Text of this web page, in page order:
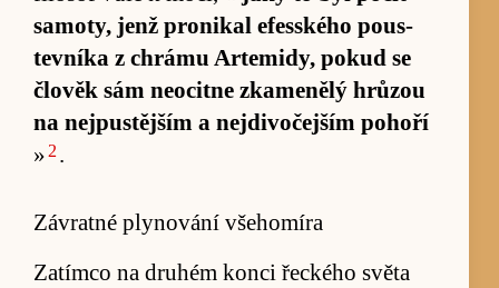
sa­mo­ty, jenž pro­nikal efe­s­ského pous­
tevníka z chrámu Ar­te­mi­dy, pokud se
člověk sám ne­o­citne zka­menělý hrů­zou
na nejpus­tějším a nejdivo­čejším po­hoří
» 2 .
Závratné plynování všehomíra
Za­tímco na druhém konci řeckého světa